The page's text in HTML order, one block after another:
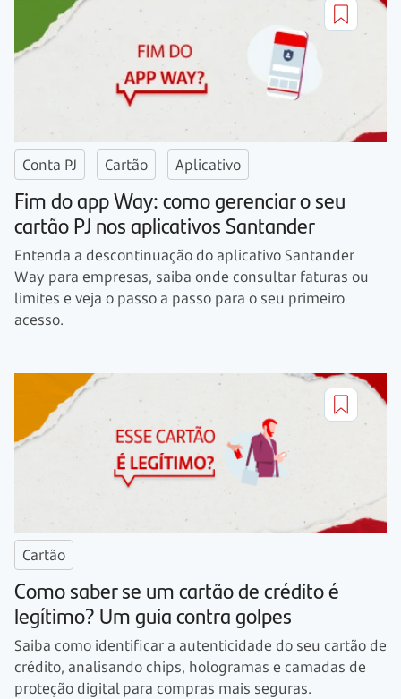
Conta PJ Cartão Aplicativo
Fim do app Way: como gerenciar o seu
cartão PJ nos aplicativos Santander
Entenda a descontinuação do aplicativo Santander
Way para empresas, saiba onde consultar faturas ou
limites e veja o passo a passo para o seu primeiro
acesso.
Cartão
Como saber se um cartão de crédito é
legítimo? Um guia contra golpes
Saiba como identificar a autenticidade do seu cartão de
crédito, analisando chips, hologramas e camadas de
proteção digital para compras mais seguras.